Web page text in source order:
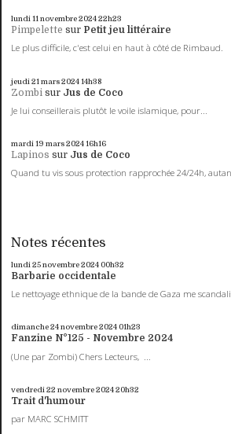
lundi 11novembre 202422h23
Pimpelette sur Petit jeu littéraire
Le plus difficile, c'est celui en haut à côté de Rimbaud.
jeudi 21 mars 202414h38
Zombi sur Jus de Coco
Je lui conseillerais plutôt le voile islamique, pour...
mardi 19 mars 202416h16
Lapinos sur Jus de Coco
Quand tu vis sous protection rapprochée 24/24h,
Notes récentes
lundi 25novembre 2024 00h32
Barbarie occidentale
Le nettoyage ethnique de la bande de Gaza me
dimanche 24novembre 2024 01h23
Fanzine N°125 - Novembre 2024
(Une par Zombi) Chers Lecteurs, ...
vendredi 22 novembre 202420h32
Trait d'humour
par MARC SCHMITT